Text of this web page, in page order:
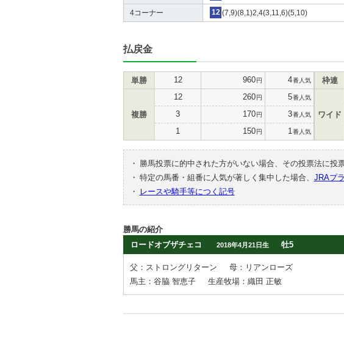
4コーナー 12 (7,9)(8,1)2,4(3,11,6)(5,10)
払戻金
単勝 12 960円 4番人気
複勝
12 260円 5番人気
3 170円 3番人気
1 150円 1 番人気
枠連
ワイド
・ 勝馬投票に的中された方がいない場合、その投票法に投
・ 特定の馬番・組番に人気が著しく集中した場合、 JRAプ
・
レースや騎手等につく記号
勝馬の紹介
ロードオブザチェコ
2018年4月21日生 牡5
父：ストロングリターン
母：リアンローズ
馬主：谷脇 智恵子
生産牧場：織田 正敏